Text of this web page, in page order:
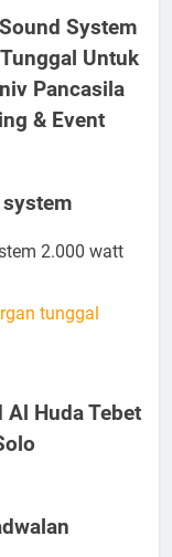
System
Untuk
Pancasila
& Event
2.000 watt
tunggal
Huda Tebet